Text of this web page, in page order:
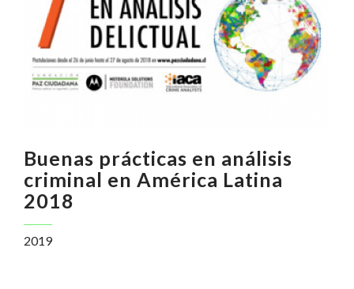
Buenas prácticas en análisis
criminal en América Latina
2018
2019